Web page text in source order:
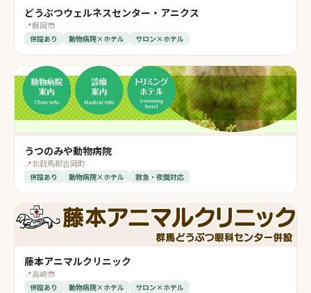
どうぶつウェルネスセンター・アニクス
📍藤岡市
併設あり 動物病院×ホテル サロン×ホテル
うつのみや動物病院
📍北群馬郡吉岡町
併設あり 動物病院×ホテル 救急・夜間対応
藤本アニマルクリニック
📍高崎市
併設あり 動物病院×ホテル サロン×ホテル